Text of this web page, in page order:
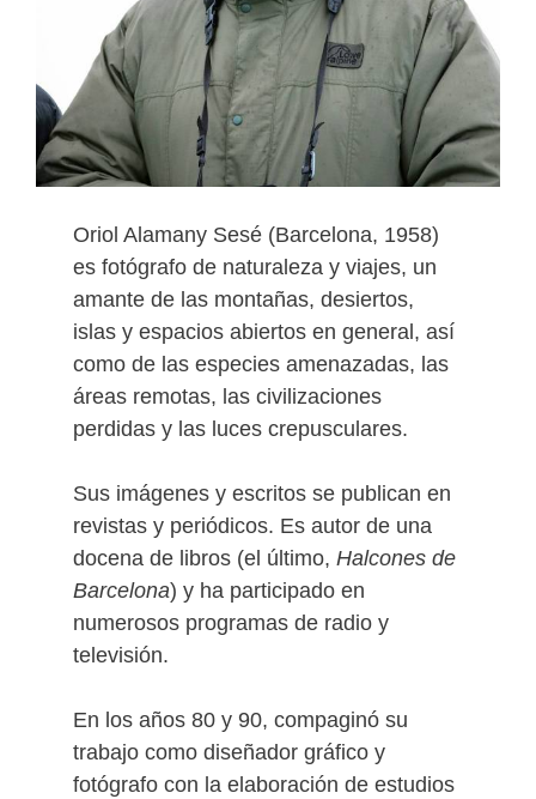
Oriol Alamany Sesé (Barcelona, ​1958)
es fotógrafo de naturaleza y viajes, un
amante de las montañas, desiertos,
islas y espacios abiertos en general, así
como de las especies amenazadas, las
áreas remotas, las civilizaciones
perdidas y las luces crepusculares.
Sus imágenes y escritos se publican en
revistas y periódicos. Es autor de una
docena de libros (el último,Halcones de
Barcelona) y ha participado en
numerosos programas de radio y
televisión.
En los años 80 y 90, compaginó su
trabajo como diseñador gráfico y
fotógrafo con la elaboración de estudios